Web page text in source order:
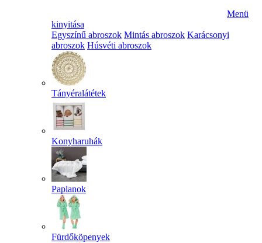
Menü
kinyitása
Egyszínű abroszok Mintás abroszok Karácsonyi
abroszok Húsvéti abroszok
Tányéralátétek
Konyharuhák
Paplanok
Fürdőköpenyek